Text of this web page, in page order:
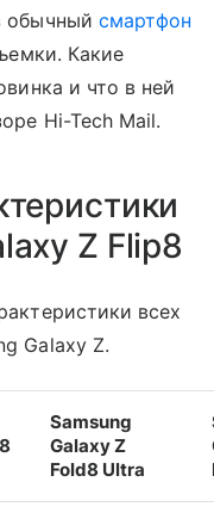
обычный смартфон
Какие
и что в ней
Hi-Tech Mail.
Z Flip8
всех
Galaxy Z.
Samsung
Galaxy Z
Fold8 Ultra